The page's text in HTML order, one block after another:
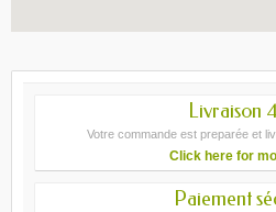
Livraison
Votre commande est preparée et
Click here for
Paiement